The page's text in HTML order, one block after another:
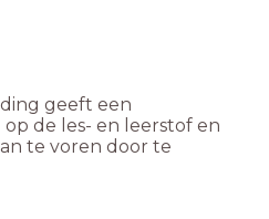
geeft een
de les- en leerstof en
te voren door te